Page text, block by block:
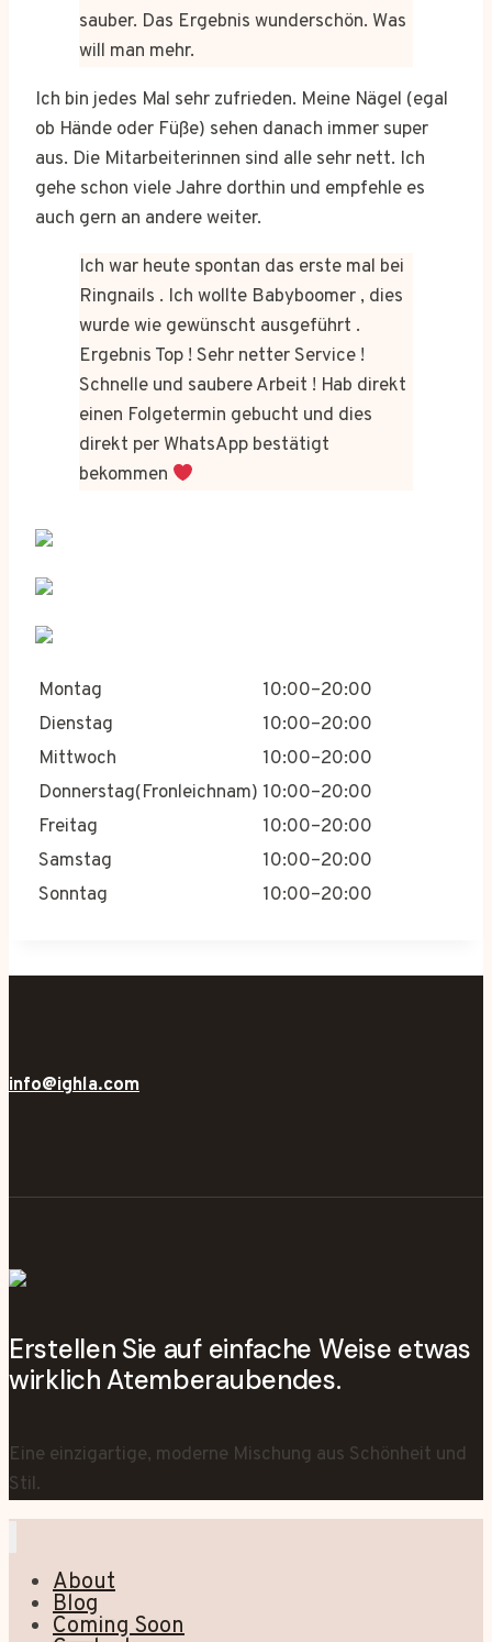
sauber. Das Ergebnis wunderschön. Was
will man mehr.
Ich bin jedes Mal sehr zufrieden. Meine Nägel (egal
ob Hände oder Füße) sehen danach immer super
aus. Die Mitarbeiterinnen sind alle sehr nett. Ich
gehe schon viele Jahre dorthin und empfehle es
auch gern an andere weiter.
Ich war heute spontan das erste mal bei
Ringnails . Ich wollte Babyboomer , dies
wurde wie gewünscht ausgeführt .
Ergebnis Top ! Sehr netter Service !
Schnelle und saubere Arbeit ! Hab direkt
einen Folgetermin gebucht und dies
direkt per WhatsApp bestätigt
bekommen
Montag
10:00–20:00
Dienstag
10:00–20:00
Mittwoch
10:00–20:00
Donnerstag(Fronleichnam) 10:00–20:00
Freitag
10:00–20:00
Samstag
10:00–20:00
Sonntag
10:00–20:00
info@ighla.com
Erstellen Sie auf einfache Weise etwas
wirklich Atemberaubendes.
Eine einzigartige, moderne Mischung aus Schönheit und
Stil.
About
Blog
Coming Soon